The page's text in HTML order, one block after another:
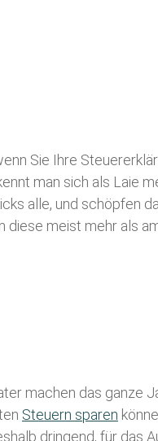
Sie Ihre
man sich als Laie
alle, und schöpfen
meist mehr als
machen das ganze
Steuern sparen
dringend, für das